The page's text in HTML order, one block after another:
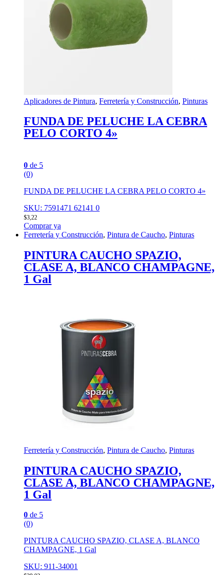
Aplicadores de Pintura, Ferretería y Construcción, Pinturas
FUNDA DE PELUCHE LA CEBRA
PELO CORTO 4»
0 de 5
(0)
FUNDA DE PELUCHE LA CEBRA PELO CORTO 4»
SKU: 7591471 62141 0
$3,22
Comprar ya
Ferretería y Construcción, Pintura de Caucho, Pinturas
PINTURA CAUCHO SPAZIO,
CLASE A, BLANCO CHAMPAGNE,
1 Gal
Ferretería y Construcción, Pintura de Caucho, Pinturas
PINTURA CAUCHO SPAZIO,
CLASE A, BLANCO CHAMPAGNE,
1 Gal
0 de 5
(0)
PINTURA CAUCHO SPAZIO, CLASE A, BLANCO
CHAMPAGNE, 1 Gal
SKU: 911-34001